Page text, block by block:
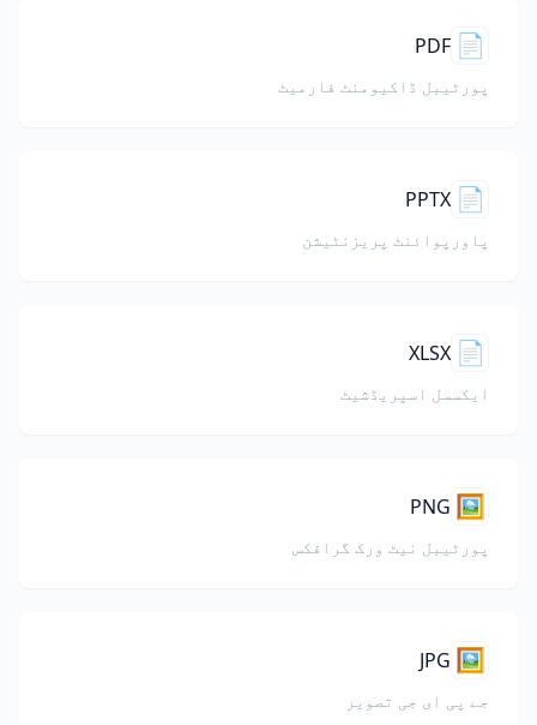
📄
PDF
پورٹیبل ڈاکیومنٹ فارمیٹ
📄
PPTX
پاورپوائنٹ پریزنٹیشن
📄
XLSX
ایکسسل اسپریڈشیٹ
🖼️
PNG
پورٹیبل نیٹ ورک گرافکس
🖼️
JPG
جے پی ای جی تصویر